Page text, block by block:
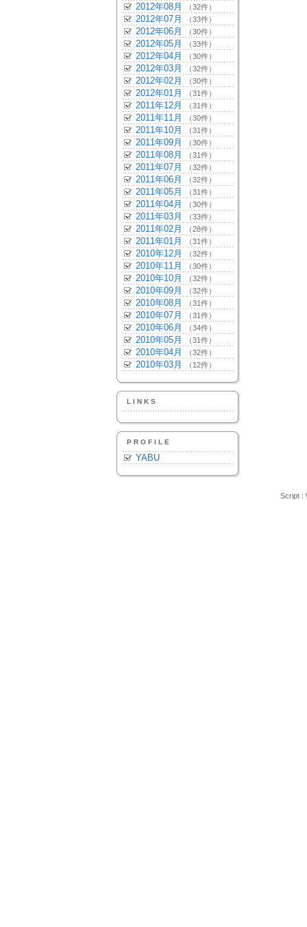
2012年08月 （32件）
2012年07月 （33件）
2012年06月 （30件）
2012年05月 （33件）
2012年04月 （30件）
2012年03月 （32件）
2012年02月 （30件）
2012年01月 （31件）
2011年12月 （31件）
2011年11月 （30件）
2011年10月 （31件）
2011年09月 （30件）
2011年08月 （31件）
2011年07月 （32件）
2011年06月 （32件）
2011年05月 （31件）
2011年04月 （30件）
2011年03月 （33件）
2011年02月 （28件）
2011年01月 （31件）
2010年12月 （32件）
2010年11月 （30件）
2010年10月 （32件）
2010年09月 （32件）
2010年08月 （31件）
2010年07月 （31件）
2010年06月 （34件）
2010年05月 （31件）
2010年04月 （32件）
2010年03月 （12件）
LINKS
PROFILE
YABU
Script :